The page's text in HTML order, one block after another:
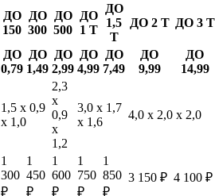
ДО
150
ДО
300
ДО
500
ДО
1 Т
ДО
1,5
Т
ДО 2 Т ДО 3 Т
ДО
0,79
ДО
1,49
ДО
2,99
ДО
4,99
ДО
7,49
ДО
9,99
ДО
14,99
1,5 х 0,9
х 1,0
2,3
х
0,9
х
1,2
3,0 х 1,7
х 1,6
4,0 х 2,0 х 2,0
1
300
₽
1
450
₽
1
600
₽
1
750
₽
1
850
₽
3 150 ₽ 4 100 ₽